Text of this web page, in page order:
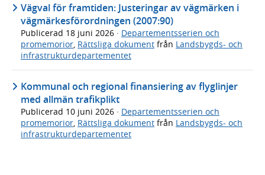
Vägval för framtiden: Justeringar av vägmärken i
vägmärkesförordningen (2007:90)
Publicerad 18 juni 2026 · Departementsserien och
promemorior, Rättsliga dokument från Landsbygds- och
infrastrukturdepartementet
Kommunal och regional finansiering av flyglinjer
med allmän trafikplikt
Publicerad 10 juni 2026 · Departementsserien och
promemorior Rättsliga dokument från Landsbygds- och
infrastrukturdepartementet